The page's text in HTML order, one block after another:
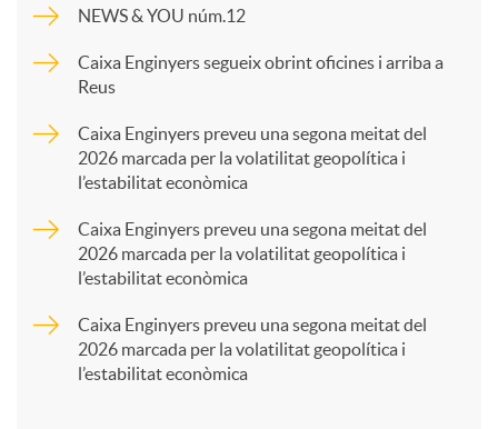
p
a
NEWS & YOU núm.12
Caixa Enginyers segueix obrint oficines i arriba a
Reus
Caixa Enginyers preveu una segona meitat del
2026 marcada per la volatilitat geopolítica i
l’estabilitat econòmica
Caixa Enginyers preveu una segona meitat del
2026 marcada per la volatilitat geopolítica i
l’estabilitat econòmica
Caixa Enginyers preveu una segona meitat del
2026 marcada per la volatilitat geopolítica i
l’estabilitat econòmica